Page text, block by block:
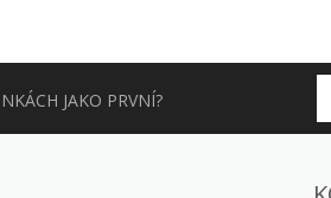
JAKO PRVNÍ?